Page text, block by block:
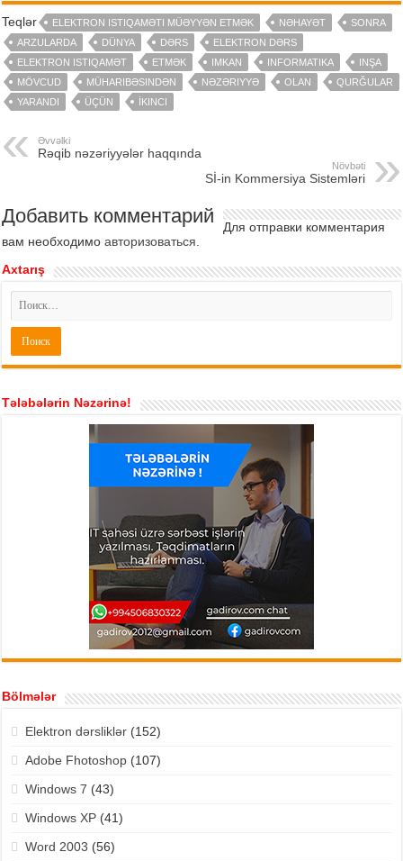
Teqlər ELEKTRON ISTIQAMƏTI MÜƏYYƏN ETMƏK NƏHAYƏT
SONRA
ARZULARDA
DÜNYA DƏRS
ELEKTRON DƏRS
ELEKTRON ISTIQAMƏT
ETMƏK IMKAN INFORMATIKA
INŞA
MÖVCUD
MÜHARIBƏSINDƏN NƏZƏRIYYƏ OLAN
QURĞULAR
YARANDI
ÜÇÜN İKINCI
Əvvəlki
Rəqib nəzəriyyələr haqqında
Növbəti
Sİ-in Kommersiya Sistemləri
Добавить комментарий
Для отправки комментария
вам необходимоавторизоваться
Axtarış
Tələbələrin Nəzərinə!
Bölmələr
Elektron dərsliklər(152)
Adobe Fhotoshop(107)
Windows 7 (43)
Windows XP(41)
Word 2003 (56)